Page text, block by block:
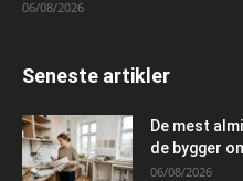
06/08/2026
Seneste artikler
De mest
de bygger
06/08/2026